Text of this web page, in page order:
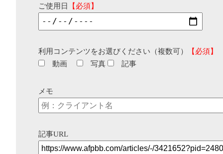
ご使用日 【必須】
利用コンテンツをお選びください（複数可）
【必須】
動画
写真 記事
メモ
記事URL